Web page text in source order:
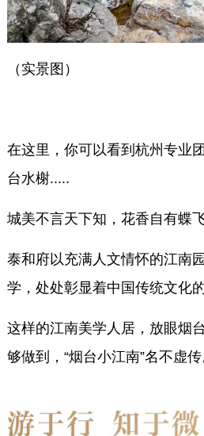
（实景图）
在这里，你可以看到杭州专业
台水榭.....
城美不言天下知，花香自有蝶飞
泰和府以充满人文情怀的江南
学，处处彰显着中国传统文化
这样的江南美学人居，放眼烟
够做到，“烟台小江南”名不虚传